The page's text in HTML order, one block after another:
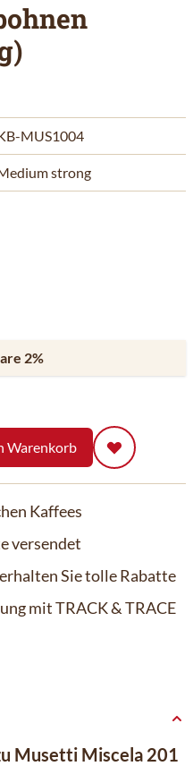
MUS1004
strong
2%
Warenkorb
Kaffees
versendet
Sie tolle Rabatte
mit TRACK & TRACE
Musetti Miscela 201